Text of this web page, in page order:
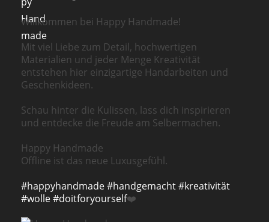
Willkommen bei Happy Handmade!
Mit viel Liebe zum Detail, hochwertigen
Materialien und jeder Menge Kreativität
entstehen hier einzigartige Handarbeiten und
Geschenkideen.
Schau hinter die Kulissen, lass dich inspirieren
und entdecke die Freude am Selbermachen.
Happy Handmade
Offline ist das neue Luxusgefühl.
#happyhandmade#handgemacht#kreativität
#wolle#doitforyourself❤️